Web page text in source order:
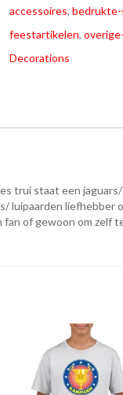
accessoires,
feestartikelen,
Decorations
trui staat een
luipaarden liefhebber
fan of gewoon om zelf